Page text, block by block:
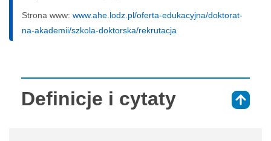
Strona www: www.ahe.lodz.pl/oferta-edukacyjna/doktorat-
na-akademii/szkola-doktorska/rekrutacja
Definicje i cytaty